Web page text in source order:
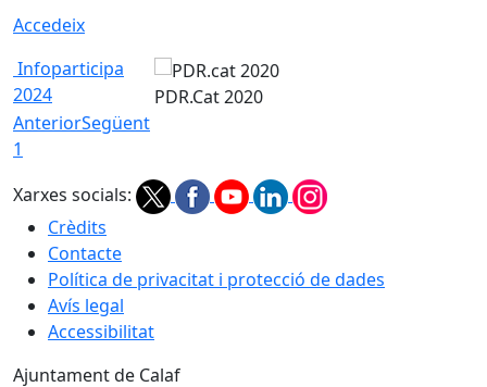
Accedeix
Infoparticipa
2024
PDR.Cat 2020
AnteriorSegüent
1
Xarxes socials:
Crèdits
Contacte
Política de privacitat i protecció de dades
Avís legal
Accessibilitat
Ajuntament de Calaf